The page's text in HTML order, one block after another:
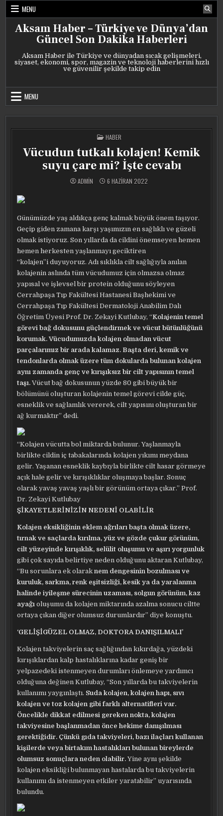
Skip
content
MENU
Aksam Haber – Türkiye ve Dünya’dan
Güncel Son Dakika Haberleri
Aksam Haber ile Türkiye ve dünyadan sıcak gelişmeleri,
siyaset, ekonomi, spor, magazin ve teknoloji haberlerini hızlı
ve güvenilir şekilde takip edin
MENU
POSTED
IN
HABER
Vücudun tutkalı kolajen! Kemik
suyu çare mi? İşte cevabı
ADMIN 6 HAZIRAN 2022
Günümüzde yaş aldıkça genç kalmak büyük önem taşıyor.
Geçip giden zamana karşı yaşımızın en sağlıklı ve güzeli
olmak istiyoruz. Son yıllarda da cildini önemseyen hemen
hemen herkesten yaşlanmayı geciktiren
“kolajen”i duyuyoruz. Adı sıklıkla cilt sağlığıyla anılan
kolajenin aslında tüm vücudumuz için olmazsa olmaz
yapısal ve işlevsel bir protein olduğunu söyleyen
Cerrahpaşa Tıp Fakültesi Hastanesi Başhekimi ve
Cerrahpaşa Tıp Fakültesi Dermatoloji Anabilim Dalı
Öğretim Üyesi Prof. Dr. Zekayi Kutlubay, “Kolajenin temel
görevi bağ dokusunu güçlendirmek ve vücut bütünlüğünü
korumak. Vücudumuzda kolajen olmadan vücut
parçalarımız bir arada kalamaz. Başta deri, kemik ve
tendonlarda olmak üzere tüm dokularda bulunan kolajen
aynı zamanda genç ve kırışıksız bir cilt yapısının temel
taşı. Vücut bağ dokusunun yüzde 80 gibi büyük bir
bölümünü oluşturan kolajenin temel görevi cilde güç,
esneklik ve sağlamlık vererek, cilt yapısını oluşturan bir
ağ kurmaktır” dedi.
“Kolajen vücutta bol miktarda bulunur. Yaşlanmayla
birlikte cildin iç tabakalarında kolajen yıkımı meydana
gelir. Yaşanan esneklik kaybıyla birlikte cilt hasar görmeye
açık hale gelir ve kırışıklıklar oluşmaya başlar. Sonuç
olarak yavaş yavaş yaşlı bir görünüm ortaya çıkar.” Prof.
Dr. Zekayi Kutlubay
ŞİKAYETLERİNİZİN NEDENİ OLABİLİR
Kolajen eksikliğinin eklem ağrıları başta olmak üzere,
tırnak ve saçlarda kırılma, yüz ve gözde çukur görünüm,
cilt yüzeyinde kırışıklık, selülit oluşumu ve aşırı yorgunluk
gibi çok sayıda belirtiye neden olduğunu aktaran Kutlubay,
“Bu sorunlara ek olaraknem dengesinin bozulması ve
kuruluk, sarkma, renk eşitsizliği, kesik ya da yaralanma
halinde iyileşme sürecinin uzaması, solgun görünüm, kaz
ayağı oluşumu da kolajen miktarında azalma sonucu ciltte
ortaya çıkan diğer olumsuz durumlardır” diye konuştu.
‘GELİŞİGÜZEL OLMAZ, DOKTORA DANIŞILMALI’
Kolajen takviyelerin saç sağlığından kıkırdağa, yüzdeki
kırışıklardan kalp hastalıklarına kadar geniş bir
yelpazedeki istenmeyen durumları önlemeye yardımcı
olduğuna değinen Kutlubay, “Son yıllarda bu takviyelerin
kullanımı yaygınlaştı. Suda kolajen, kolajen hapı, sıvı
kolajen ve toz kolajen gibi farklı alternatifleri var.
Öncelikle dikkat edilmesi gereken nokta, kolajen
takviyesine başlanmadan önce hekime danışılması
gerektiğidir. Çünkü gıda takviyeleri, bazı ilaçları kullanan
kişilerde veya birtakım hastalıkları bulunan bireylerde
olumsuz sonuçlara neden olabilir. Yine aynı şekilde
kolajen eksikliği bulunmayan hastalarda bu takviyelerin
kullanımı da istenmeyen etkiler yaratabilir” uyarısında
bulundu.